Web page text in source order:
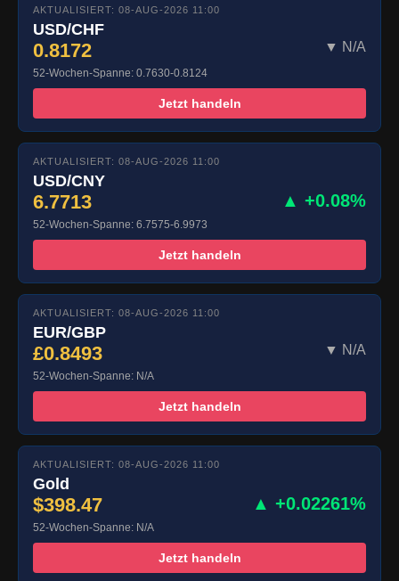
AKTUALISIERT: 08-AUG-2026 11:00
USD/CHF
0.8172 ▼ N/A
52-Wochen-Spanne: 0.7630-0.8124
Jetzt handeln
AKTUALISIERT: 08-AUG-2026 11:00
USD/CNY
6.7713 ▲ +0.08%
52-Wochen-Spanne: 6.7575-6.9973
Jetzt handeln
AKTUALISIERT: 08-AUG-2026 11:00
EUR/GBP
£0.8493 ▼ N/A
52-Wochen-Spanne: N/A
Jetzt handeln
AKTUALISIERT: 08-AUG-2026 11:00
Gold
$398.47 ▲ +0.02261%
52-Wochen-Spanne: N/A
Jetzt handeln